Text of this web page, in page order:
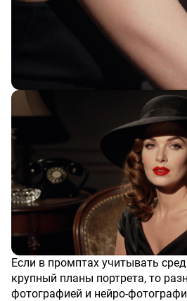
Если в промптах учитывать средне-крупный и
крупный планы портрета, то
фотографией и нейро-